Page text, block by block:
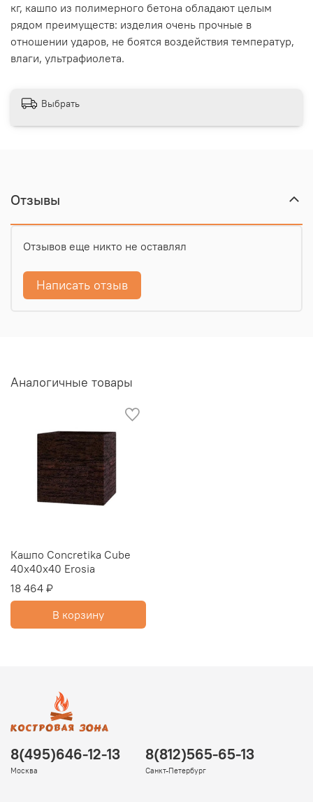
кг, кашпо из полимерного бетона обладают целым
рядом преимуществ: изделия очень прочные в
отношении ударов, не боятся воздействия температур,
влаги, ультрафиолета.
Выбрать
Отзывы
Отзывов еще никто не оставлял
Написать отзыв
Аналогичные товары
Кашпо Concretika Cube
40x40x40 Erosia
18 464 ₽
В корзину
8(495)646-12-13
Москва
8(812)565-65-13
Санкт-Петербург